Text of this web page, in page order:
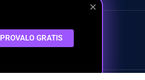
PROVALO GRATIS